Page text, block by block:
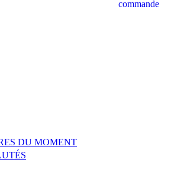
commande
DU MOMENT